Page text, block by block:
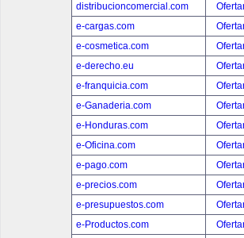
distribucioncomercial.com
e-cargas.com
e-cosmetica.com
e-derecho.eu
e-franquicia.com
e-Ganaderia.com
e-Honduras.com
e-Oficina.com
e-pago.com
e-precios.com
e-presupuestos.com
e-Productos.com